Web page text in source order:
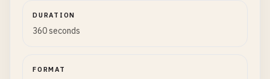
DURATION
360 seconds
FORMAT